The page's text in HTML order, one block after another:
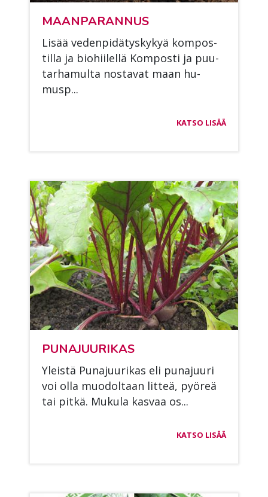
MAAN­PA­RAN­NUS
Li­sää ve­den­pi­dä­tys­ky­kyä kom­pos­
til­la ja bio­hii­lel­lä Kom­pos­ti ja puu­
tar­ha­mul­ta nos­ta­vat maan hu­
musp...
KATSO LISÄÄ
PU­NA­JUU­RI­KAS
Yleis­tä Pu­na­juu­ri­kas eli pu­na­juu­ri
voi olla muo­dol­taan lit­teä, pyö­reä
tai pit­kä. Mu­ku­la kas­vaa os...
KATSO LISÄÄ